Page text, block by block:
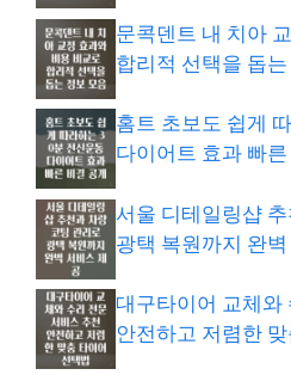
문콕덴트 내 치아
합리적 선택을 돕
홈트 초보도 쉽게
다이어트 효과 빠른
서울 디테일링샵
광택 복원까지 완
대구타이어 교체와
안전하고 저렴한